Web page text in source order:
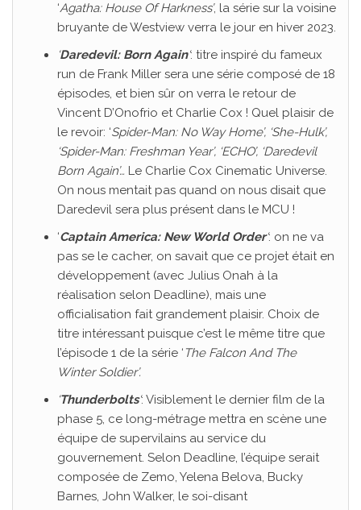
‘Agatha: House Of Harkness’, la série sur la voisine
bruyante de Westview verra le jour en hiver 2023.
Daredevil: Born Again‘: titre inspiré du fameux
run de Frank Miller sera une série composé de 18
épisodes, et bien sûr on verra le retour de
Vincent D’Onofrio et Charlie Cox ! Quel plaisir de
le revoir: ‘Spider-Man: No Way Home’, ‘She-Hulk’,
‘Spider-Man: Freshman Year’, ‘ECHO’, ‘Daredevil
Born Again’… Le Charlie Cox Cinematic Universe.
On nous mentait pas quand on nous disait que
Daredevil sera plus présent dans le MCU !
‘Captain America: New World Order‘: on ne va
pas se le cacher, on savait que ce projet était en
développement (avec Julius Onah à la
réalisation selon Deadline), mais une
officialisation fait grandement plaisir. Choix de
titre intéressant puisque c’est le même titre que
l’épisode 1 de la série ‘ The Falcon And The
Winter Soldier’.
Thunderbolts‘: Visiblement le dernier film de la
phase 5, ce long-métrage mettra en scène une
équipe de supervilains au service du
gouvernement. Selon Deadline, l’équipe serait
composée de Zemo, Yelena Belova, Bucky
Barnes, John Walker, le soi-disant